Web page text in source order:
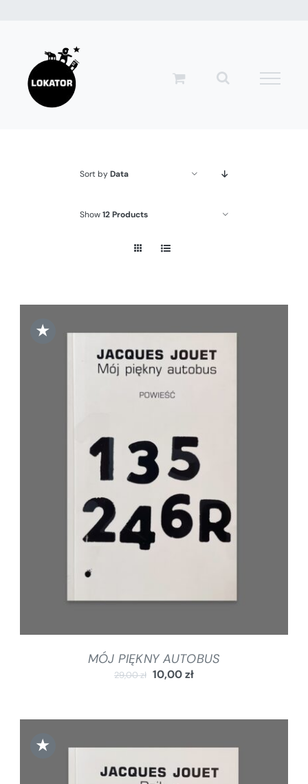
zawartości
Sort byData
Show12 Products
★
DODAJ DO KOSZYKA / SZCZEGÓŁY
MÓJ PIĘKNY AUTOBUS
29,00zł 10,00zł
★